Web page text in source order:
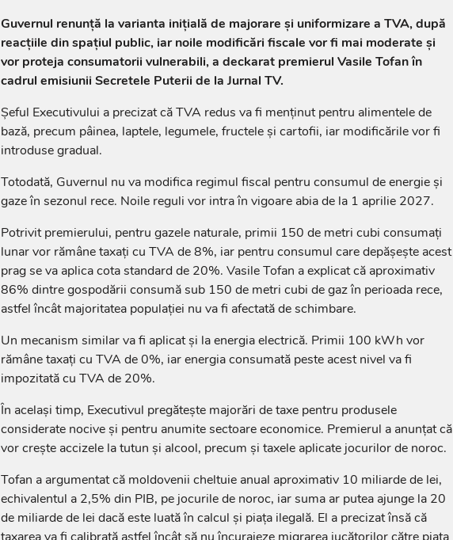
Guvernul renunță la varianta inițială de majorare și uniformizare a TVA, după
reacțiile din spațiul public, iar noile modificări fiscale vor fi mai moderate și
vor proteja consumatorii vulnerabili, a deckarat premierul Vasile Tofan în
cadrul emisiunii Secretele Puterii de la Jurnal TV.
Șeful Executivului a precizat că TVA redus va fi menținut pentru alimentele de
bază, precum pâinea, laptele, legumele, fructele și cartofii, iar modificările vor fi
introduse gradual.
Totodată, Guvernul nu va modifica regimul fiscal pentru consumul de energie și
gaze în sezonul rece. Noile reguli vor intra în vigoare abia de la 1 aprilie 2027.
Potrivit premierului, pentru gazele naturale, primii 150 de metri cubi consumați
lunar vor rămâne taxați cu TVA de 8%, iar pentru consumul care depășește acest
prag se va aplica cota standard de 20%. Vasile Tofan a explicat că aproximativ
86% dintre gospodării consumă sub 150 de metri cubi de gaz în perioada rece,
astfel încât majoritatea populației nu va fi afectată de schimbare.
Un mecanism similar va fi aplicat și la energia electrică. Primii 100 kWh vor
rămâne taxați cu TVA de 0%, iar energia consumată peste acest nivel va fi
impozitată cu TVA de 20%.
În același timp, Executivul pregătește majorări de taxe pentru produsele
considerate nocive și pentru anumite sectoare economice. Premierul a anunțat că
vor crește accizele la tutun și alcool, precum și taxele aplicate jocurilor de noroc.
Tofan a argumentat că moldovenii cheltuie anual aproximativ 10 miliarde de lei,
echivalentul a 2,5% din PIB, pe jocurile de noroc, iar suma ar putea ajunge la 20
de miliarde de lei dacă este luată în calcul și piața ilegală. El a precizat însă că